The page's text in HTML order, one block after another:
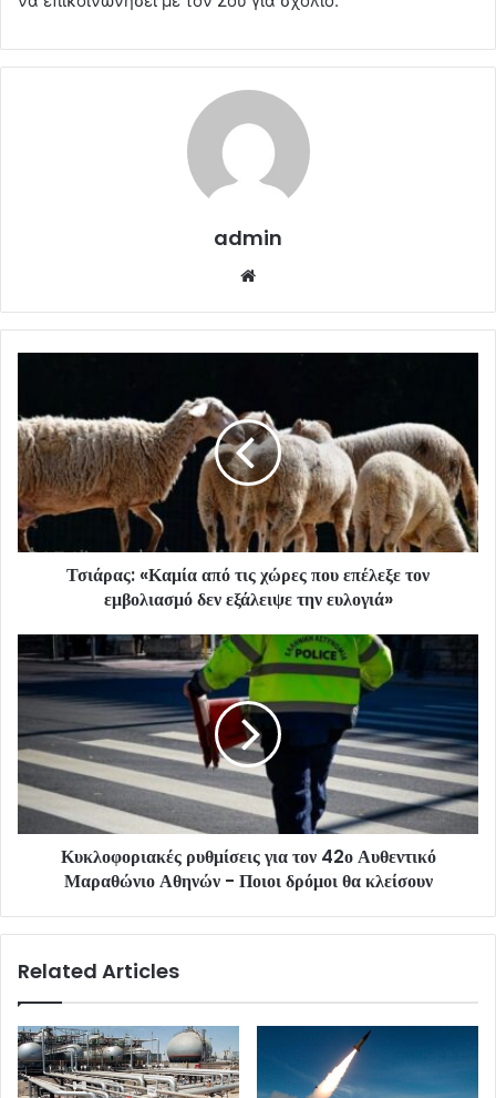
admin
Τσιάρας: «Καμία από τις χώρες που επέλεξε τον
εμβολιασμό δεν εξάλειψε την ευλογιά»
Κυκλοφοριακές ρυθμίσεις για τον 42ο Αυθεντικό
Μαραθώνιο Αθηνών - Ποιοι δρόμοι θα κλείσουν
Related Articles